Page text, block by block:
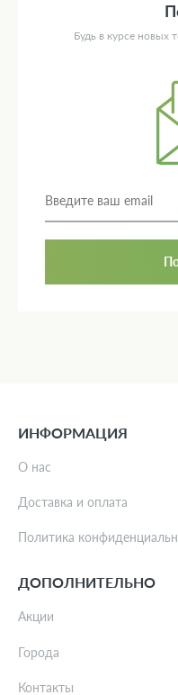
Будь в курсе новых
ИНФОРМАЦИЯ
О нас
Доставка и оплата
Политика
ДОПОЛНИТЕЛЬНО
Акции
Города
Контакты